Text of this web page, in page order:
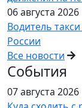
06 августа 2026
Водитель
России
Все новости
События
07 августа 2026